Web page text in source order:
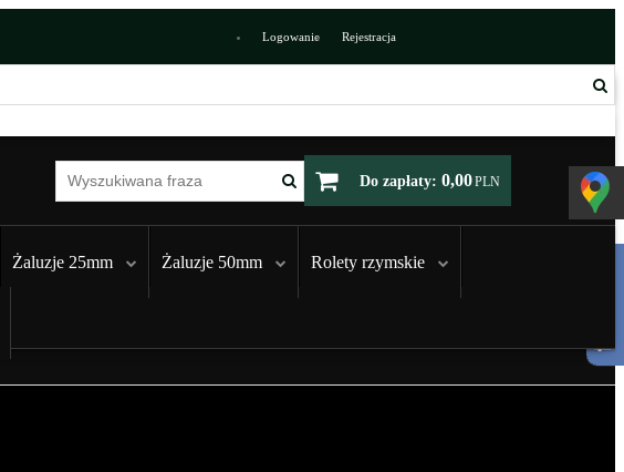
Logowanie Rejestracja
Do zapłaty: 0,00PLN
Żaluzje 25mm Żaluzje 50mm Rolety rzymskie